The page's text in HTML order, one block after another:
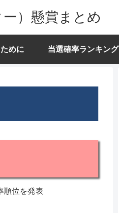
）懸賞まとめ
めに 当選確率ランキング
順位を発表